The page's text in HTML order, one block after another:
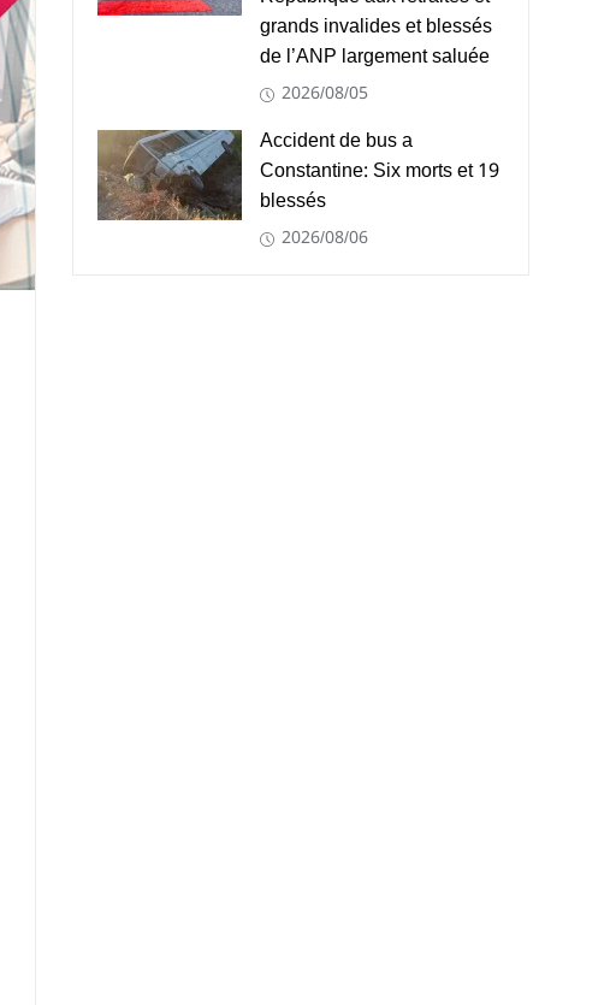
grands invalides et blessés
de l’ANP largement saluée
2026/08/05
Accident de bus a
Constantine: Six morts et 19
blessés
2026/08/06